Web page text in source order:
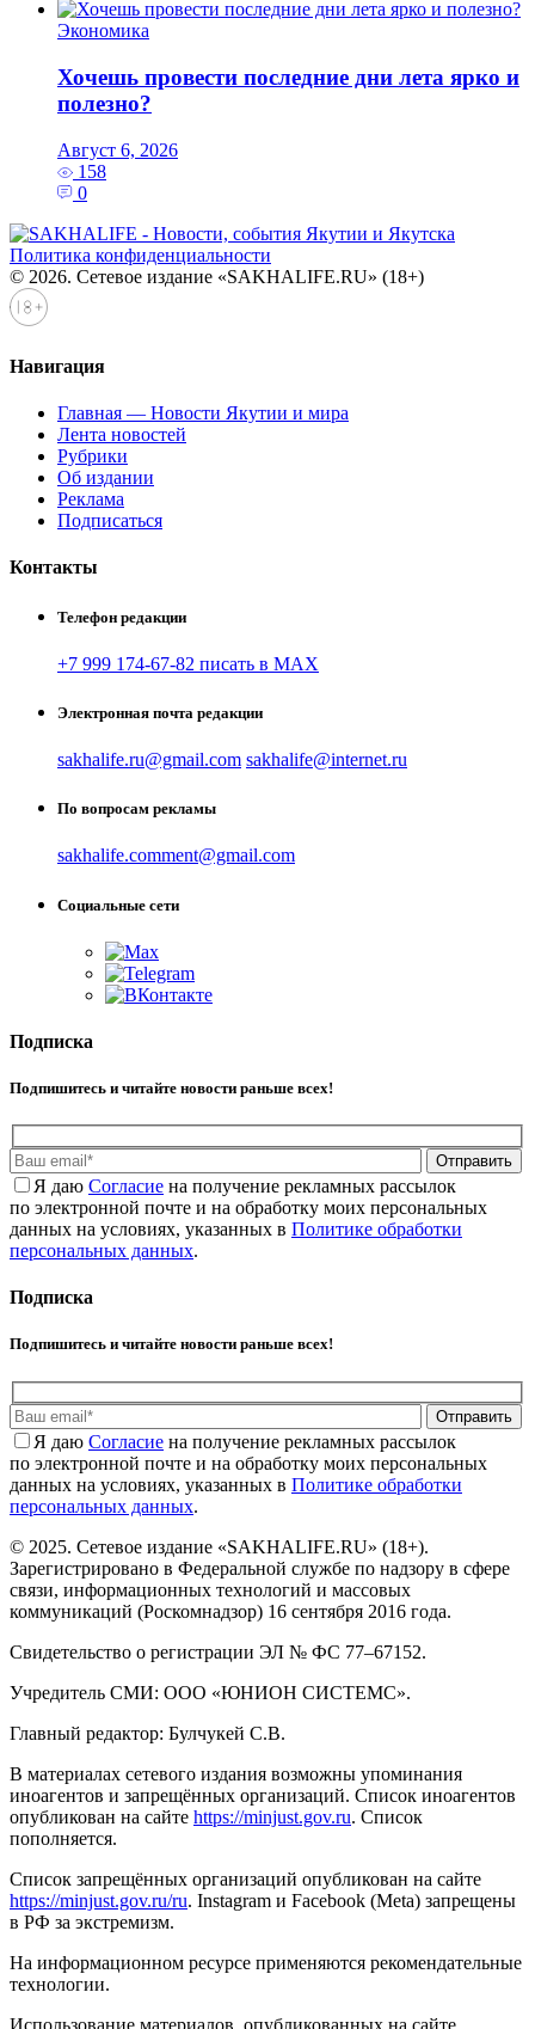
Экономика
Хочешь провести последние дни лета ярко и
полезно?
Август 6, 2026
158
0
Политика конфиденциальности
© 2026. Сетевое издание «SAKHALIFE.RU» (18+)
Навигация
Главная — Новости Якутии и мира
Лента новостей
Рубрики
Об издании
Реклама
Подписаться
Контакты
Телефон редакции
+7 999 174-67-82 писать в MAX
Электронная почта редакции
sakhalife.ru@gmail.com sakhalife@internet.ru
По вопросам рекламы
sakhalife.comment@gmail.com
Социальные сети
Подписка
Подпишитесь и читайте новости раньше всех!
Отправить
Я даю Cогласие на получение рекламных рассылок
по электронной почте и на обработку моих персональных
данных на условиях, указанных в Политике обработки
персональных данных.
Подписка
Подпишитесь и читайте новости раньше всех!
Отправить
Я даю Cогласие на получение рекламных рассылок
по электронной почте и на обработку моих персональных
данных на условиях, указанных в Политике обработки
персональных данных.
© 2025. Сетевое издание «SAKHALIFE.RU» (18+).
Зарегистрировано в Федеральной службе по надзору в сфере
связи, информационных технологий и массовых
коммуникаций (Роскомнадзор) 16 сентября 2016 года.
Свидетельство о регистрации ЭЛ № ФС 77–67152.
Учредитель СМИ: ООО «ЮНИОН СИСТЕМС».
Главный редактор: Булчукей С.В.
В материалах сетевого издания возможны упоминания
иноагентов и запрещённых организаций. Список иноагентов
опубликован на сайте https://minjust.gov.ru. Список
пополняется.
Список запрещённых организаций опубликован на сайте
https://minjust.gov.ru/ru. Instagram и Facebook (Metа) запрещены
в РФ за экстремизм.
На информационном ресурсе применяются рекомендательные
технологии.